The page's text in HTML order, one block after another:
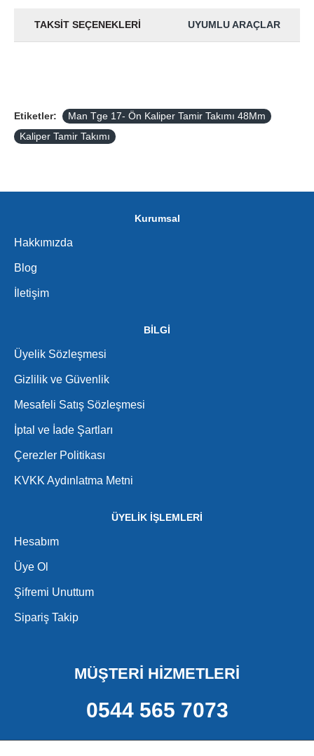
TAKSIT SEÇENEKLERI UYUMLU ARAÇLAR
Etiketler:
Man Tge 17- Ön Kaliper Tamir Takımı 48Mm
Kaliper Tamir Takımı
Kurumsal
Hakkımızda
Blog
İletişim
BİLGİ
Üyelik Sözleşmesi
Gizlilik ve Güvenlik
Mesafeli Satış Sözleşmesi
İptal ve İade Şartları
Çerezler Politikası
KVKK Aydınlatma Metni
ÜYELİK İŞLEMLERİ
Hesabım
Üye Ol
Şifremi Unuttum
Sipariş Takip
MÜŞTERİ HİZMETLERİ
0544 565 7073